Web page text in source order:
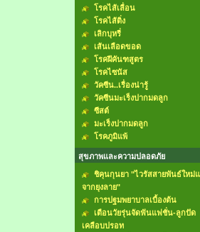
โรคไส้เลื่อน
โรคไส้ติ่ง
เลิกบุหรี่
เส้นเลือดขอด
โรคฝีคันฑสูตร
โรคไซนัส
วัคซีน..เรื่องน่ารู้
วัคซีนมะเร็งปากมดลูก
ซีสต์
มะเร็งปากมดลูก
โรคภูมิแพ้
สุขภาพและความปลอดภัย
ชิคุนกุนยา "ไวรัสสายพันธ์ใหม่
จากยุงลาย"
การปฐมพยาบาลเบื้องต้น
เตือนวัยรุ่นจัดฟันแฟชั่น-ลูกปัด
เคลือบปรอท